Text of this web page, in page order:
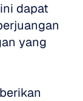
dapat
yang